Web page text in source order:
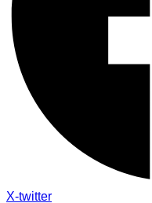
X-twitter